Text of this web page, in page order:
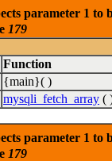
parameter 1 to
179
Function
{main}( )
mysqli_fetch_array (
parameter 1 to
179